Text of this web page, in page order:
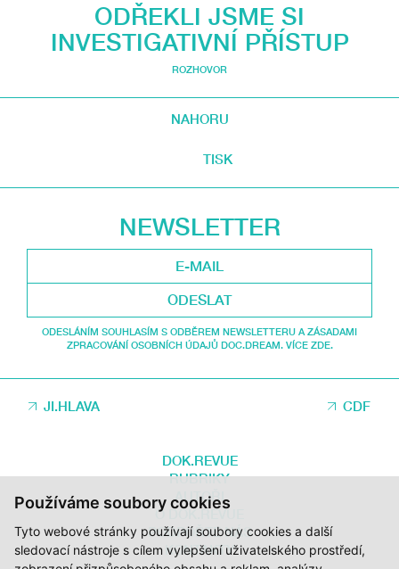
Používáme soubory cookies
Tyto webové stránky používají soubory cookies a další
sledovací nástroje s cílem vylepšení uživatelského prostředí,
ODŘEKLI JSME SI
INVESTIGATIVNÍ PŘÍSTUP
ROZHOVOR
NAHORU
TISK
NEWSLETTER
ODESLAT
ODESLÁNÍM SOUHLASÍM S ODBĚREM NEWSLETTERU A ZÁSADAMI
ZPRACOVÁNÍ OSOBNÍCH ÚDAJŮ DOC.DREAM. VÍCE ZDE.
JI.HLAVA CDF
DOK.REVUE
RUBRIKY
AUTOŘI
O DOK.REVUE
PODPOŘTE NÁS
KONTAKTY